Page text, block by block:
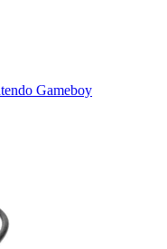
Gameboy